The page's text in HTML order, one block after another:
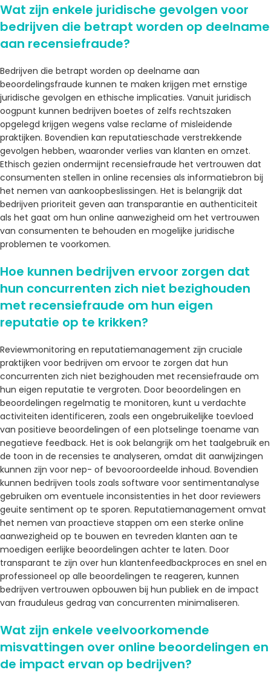
Wat zijn enkele juridische gevolgen voor
bedrijven die betrapt worden op deelname
aan recensiefraude?
Bedrijven die betrapt worden op deelname aan
beoordelingsfraude kunnen te maken krijgen met ernstige
juridische gevolgen en ethische implicaties. Vanuit juridisch
oogpunt kunnen bedrijven boetes of zelfs rechtszaken
opgelegd krijgen wegens valse reclame of misleidende
praktijken. Bovendien kan reputatieschade verstrekkende
gevolgen hebben, waaronder verlies van klanten en omzet.
Ethisch gezien ondermijnt recensiefraude het vertrouwen dat
consumenten stellen in online recensies als informatiebron bij
het nemen van aankoopbeslissingen. Het is belangrijk dat
bedrijven prioriteit geven aan transparantie en authenticiteit
als het gaat om hun online aanwezigheid om het vertrouwen
van consumenten te behouden en mogelijke juridische
problemen te voorkomen.
Hoe kunnen bedrijven ervoor zorgen dat
hun concurrenten zich niet bezighouden
met recensiefraude om hun eigen
reputatie op te krikken?
Reviewmonitoring en reputatiemanagement zijn cruciale
praktijken voor bedrijven om ervoor te zorgen dat hun
concurrenten zich niet bezighouden met recensiefraude om
hun eigen reputatie te vergroten. Door beoordelingen en
beoordelingen regelmatig te monitoren, kunt u verdachte
activiteiten identificeren, zoals een ongebruikelijke toevloed
van positieve beoordelingen of een plotselinge toename van
negatieve feedback. Het is ook belangrijk om het taalgebruik en
de toon in de recensies te analyseren, omdat dit aanwijzingen
kunnen zijn voor nep- of bevooroordeelde inhoud. Bovendien
kunnen bedrijven tools zoals software voor sentimentanalyse
gebruiken om eventuele inconsistenties in het door reviewers
geuite sentiment op te sporen. Reputatiemanagement omvat
het nemen van proactieve stappen om een ​​sterke online
aanwezigheid op te bouwen en tevreden klanten aan te
moedigen eerlijke beoordelingen achter te laten. Door
transparant te zijn over hun klantenfeedbackproces en snel en
professioneel op alle beoordelingen te reageren, kunnen
bedrijven vertrouwen opbouwen bij hun publiek en de impact
van frauduleus gedrag van concurrenten minimaliseren.
Wat zijn enkele veelvoorkomende
misvattingen over online beoordelingen en
de impact ervan op bedrijven?